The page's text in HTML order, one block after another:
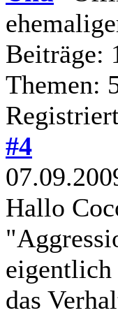
Beiträge:
Themen:
#4
Hallo
eigentlich
das